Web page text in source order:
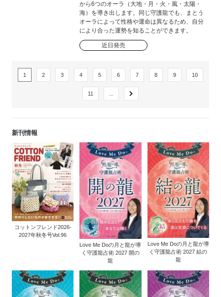
から6つのオーラ（大地・月・火・風・太陽・
海）を導き出します。同じ守護龍でも、まとう
オーラによって性格や運命は異なるため、自分
により合った運勢を知ることができます。
近日発売
1 2 3 4 5 6 7 8 9 10
11
新刊情報
コットンフレンド2026-
2027年秋冬号Vol.96
Love Me Doの月と龍が導
く守護龍占術 2027 開の
龍
Love Me Doの月と龍が導
く守護龍占術 2027 結の
龍